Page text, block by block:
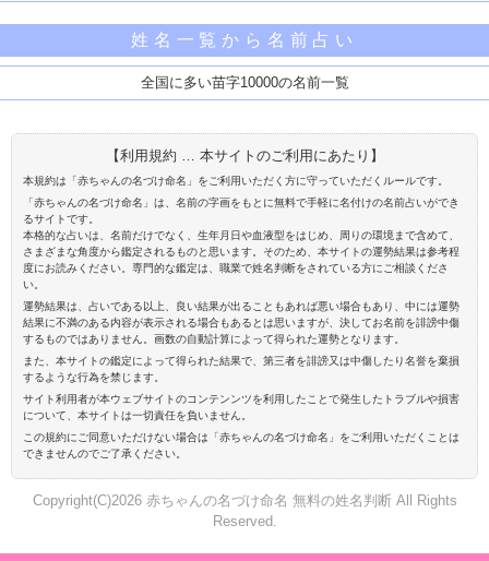
姓名一覧から名前占い
全国に多い苗字10000の名前一覧
【利用規約 … 本サイトのご利用にあたり】
本規約は「赤ちゃんの名づけ命名」をご利用いただく方に守っていただくルールです。
「赤ちゃんの名づけ命名」は、名前の字画をもとに無料で手軽に名付けの名前占いができ
るサイトです。
本格的な占いは、名前だけでなく、生年月日や血液型をはじめ、周りの環境まで含めて、
さまざまな角度から鑑定されるものと思います。そのため、本サイトの運勢結果は参考程
度にお読みください。専門的な鑑定は、職業で姓名判断をされている方にご相談くださ
い。
運勢結果は、占いである以上、良い結果が出ることもあれば悪い場合もあり、中には運勢
結果に不満のある内容が表示される場合もあるとは思いますが、決してお名前を誹謗中傷
するものではありません。画数の自動計算によって得られた運勢となります。
また、本サイトの鑑定によって得られた結果で、第三者を誹謗又は中傷したり名誉を棄損
するような行為を禁じます。
サイト利用者が本ウェブサイトのコンテンンツを利用したことで発生したトラブルや損害
について、本サイトは一切責任を負いません。
この規約にご同意いただけない場合は「赤ちゃんの名づけ命名」をご利用いただくことは
できませんのでご了承ください。
Copyright(C)2026 赤ちゃんの名づけ命名 無料の姓名判断 All Rights
Reserved.